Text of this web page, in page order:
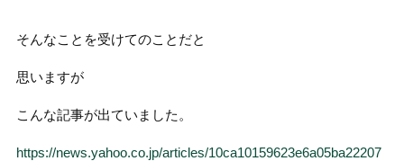
そんなことを受けてのことだと
思いますが
こんな記事が出ていました。
https://news.yahoo.co.jp/articles/10ca10159623e6a05ba22207